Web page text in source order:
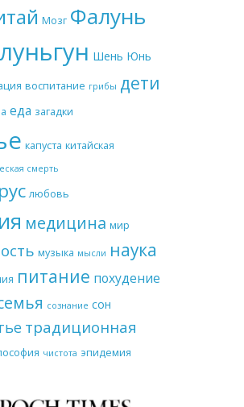
Мозг Фалунь
Шень Юнь
воспитание грибы дети
еда загадки
капуста китайская
смерть
любовь
медицина мир
музыка мысли наука
питание похудение
сознание сон
традиционная
чистота эпидемия